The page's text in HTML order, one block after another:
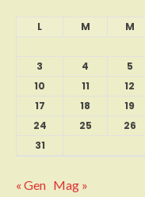
L M M
3
4 5
10
11 12
17
18 19
24
25 26
31
« Gen Mag »